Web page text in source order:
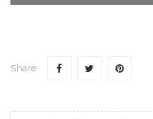
Share